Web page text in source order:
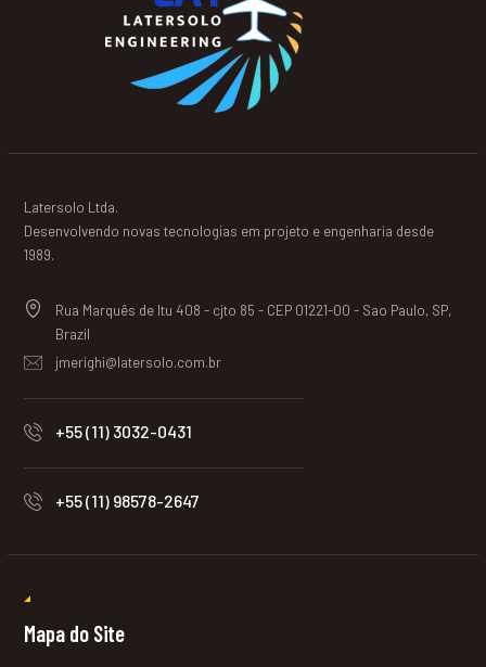
Latersolo Ltda.
Desenvolvendo novas tecnologias em projeto e engenharia desde
1989.
Rua Marquês de Itu 408 - cjto 85 - CEP 01221-00 - Sao Paulo, SP,
Brazil
jmerighi@latersolo.com.br
+55 (11) 3032-0431
+55 (11) 98578-2647
Mapa do Site